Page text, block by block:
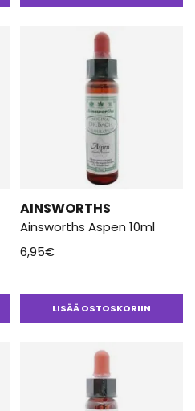
AINSWORTHS
Ainsworths Aspen 10ml
6,95€
LISÄÄ OSTOSKORIIN